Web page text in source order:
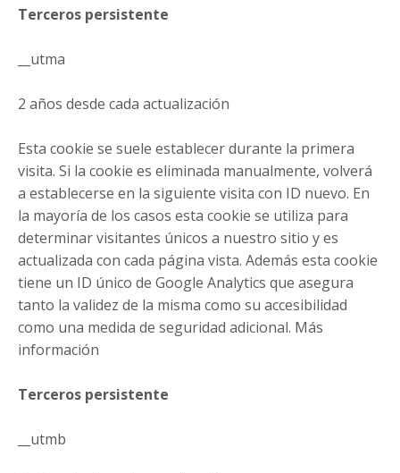
Terceros persistente
__utma
2 años desde cada actualización
Esta cookie se suele establecer durante la primera
visita. Si la cookie es eliminada manualmente, volverá
a establecerse en la siguiente visita con ID nuevo. En
la mayoría de los casos esta cookie se utiliza para
determinar visitantes únicos a nuestro sitio y es
actualizada con cada página vista. Además esta cookie
tiene un ID único de Google Analytics que asegura
tanto la validez de la misma como su accesibilidad
como una medida de seguridad adicional. Más
información
Terceros persistente
__utmb